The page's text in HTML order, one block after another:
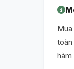
Mua
toàn
hàm